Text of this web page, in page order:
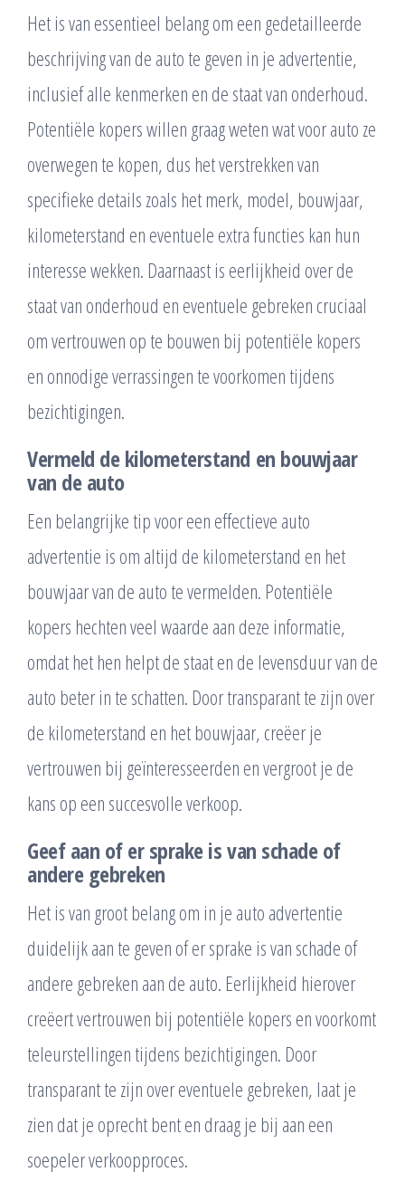
Het is van essentieel belang om een gedetailleerde
beschrijving van de auto te geven in je advertentie,
inclusief alle kenmerken en de staat van onderhoud.
Potentiële kopers willen graag weten wat voor auto ze
overwegen te kopen, dus het verstrekken van
specifieke details zoals het merk, model, bouwjaar,
kilometerstand en eventuele extra functies kan hun
interesse wekken. Daarnaast is eerlijkheid over de
staat van onderhoud en eventuele gebreken cruciaal
om vertrouwen op te bouwen bij potentiële kopers
en onnodige verrassingen te voorkomen tijdens
bezichtigingen.
Vermeld de kilometerstand en bouwjaar
van de auto
Een belangrijke tip voor een effectieve auto
advertentie is om altijd de kilometerstand en het
bouwjaar van de auto te vermelden. Potentiële
kopers hechten veel waarde aan deze informatie,
omdat het hen helpt de staat en de levensduur van de
auto beter in te schatten. Door transparant te zijn over
de kilometerstand en het bouwjaar, creëer je
vertrouwen bij geïnteresseerden en vergroot je de
kans op een succesvolle verkoop.
Geef aan of er sprake is van schade of
andere gebreken
Het is van groot belang om in je auto advertentie
duidelijk aan te geven of er sprake is van schade of
andere gebreken aan de auto. Eerlijkheid hierover
creëert vertrouwen bij potentiële kopers en voorkomt
teleurstellingen tijdens bezichtigingen. Door
transparant te zijn over eventuele gebreken, laat je
zien dat je oprecht bent en draag je bij aan een
soepeler verkoopproces.